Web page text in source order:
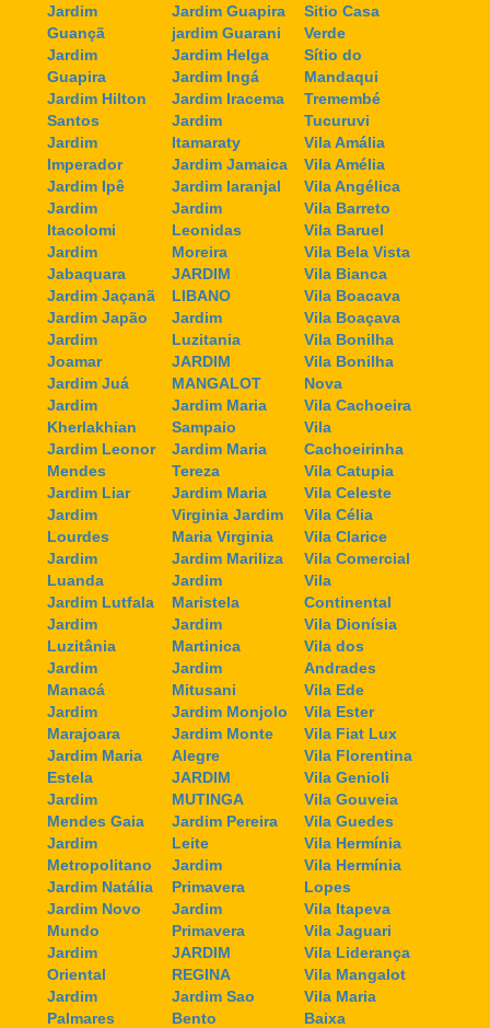
Jardim
Guançã
Jardim
Guapira
Jardim Hilton
Santos
Jardim
Imperador
Jardim Ipê
Jardim
Itacolomi
Jardim
Jabaquara
Jardim Jaçanã
Jardim Japão
Jardim
Joamar
Jardim Juá
Jardim
Kherlakhian
Jardim Leonor
Mendes
Jardim Liar
Jardim
Lourdes
Jardim
Luanda
Jardim Lutfala
Jardim
Luzitânia
Jardim
Manacá
Jardim
Marajoara
Jardim Maria
Estela
Jardim
Mendes Gaia
Jardim
Metropolitano
Jardim Natália
Jardim Novo
Mundo
Jardim
Oriental
Jardim
Palmares
Jardim Guapira
jardim Guarani
Jardim Helga
Jardim Ingá
Jardim Iracema
Jardim
Itamaraty
Jardim Jamaica
Jardim laranjal
Jardim
Leonidas
Moreira
JARDIM
LIBANO
Jardim
Luzitania
JARDIM
MANGALOT
Jardim Maria
Sampaio
Jardim Maria
Tereza
Jardim Maria
Virginia Jardim
Maria Virginia
Jardim Mariliza
Jardim
Maristela
Jardim
Martinica
Jardim
Mitusani
Jardim Monjolo
Jardim Monte
Alegre
JARDIM
MUTINGA
Jardim Pereira
Leite
Jardim
Primavera
Jardim
Primavera
JARDIM
REGINA
Jardim Sao
Bento
Sitio Casa
Verde
Sítio do
Mandaqui
Tremembé
Tucuruvi
Vila Amália
Vila Amélia
Vila Angélica
Vila Barreto
Vila Baruel
Vila Bela Vista
Vila Bianca
Vila Boacava
Vila Boaçava
Vila Bonilha
Vila Bonilha
Nova
Vila Cachoeira
Vila
Cachoeirinha
Vila Catupia
Vila Celeste
Vila Célia
Vila Clarice
Vila Comercial
Vila
Continental
Vila Dionísia
Vila dos
Andrades
Vila Ede
Vila Ester
Vila Fiat Lux
Vila Florentina
Vila Genioli
Vila Gouveia
Vila Guedes
Vila Hermínia
Vila Hermínia
Lopes
Vila Itapeva
Vila Jaguari
Vila Liderança
Vila Mangalot
Vila Maria
Baixa